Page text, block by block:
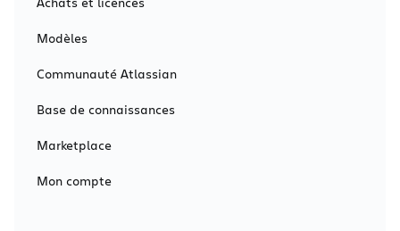
Modèles
Communauté Atlassian
Base de connaissances
Marketplace
Mon compte